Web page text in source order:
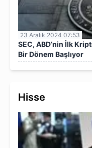
23 Aralık 2024 07:53
SEC, ABD’nin İlk
Bir Dönem Başlıyor
Hisse